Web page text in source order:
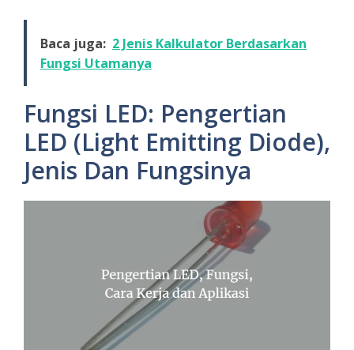
Baca juga: 2 Jenis Kalkulator Berdasarkan
Fungsi Utamanya
Fungsi LED: Pengertian
LED (Light Emitting Diode),
Jenis Dan Fungsinya